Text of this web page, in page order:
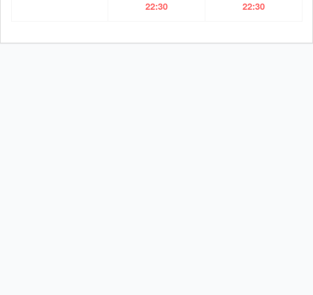
22:30 22:30